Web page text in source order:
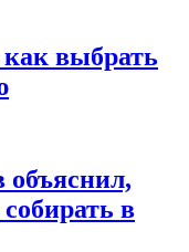
как выбрать
в